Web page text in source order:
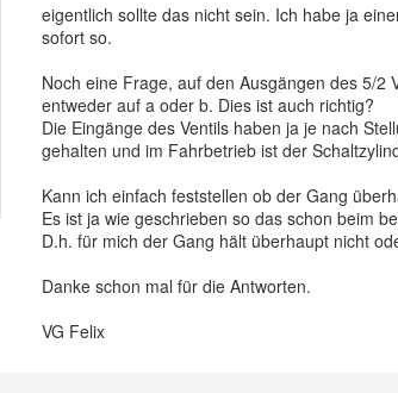
eigentlich sollte das nicht sein. Ich habe ja
sofort so.
Noch eine Frage, auf den Ausgängen des 5/2
entweder auf a oder b. Dies ist auch richtig?
Die Eingänge des Ventils haben ja je nach
gehalten und im Fahrbetrieb ist der
Kann ich einfach feststellen ob der Gang
Es ist ja wie geschrieben so das schon beim
D.h. für mich der Gang hält überhaupt nicht
Danke schon mal für die Antworten.
VG Felix